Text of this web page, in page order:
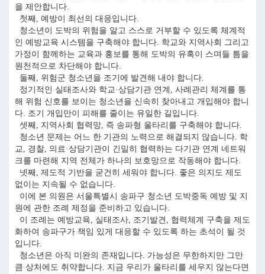
을 제안합니다.
첫째, 예방이 최선의 대응입니다.
청소년이 도박의 위험을 알고 스스로 거부할 수 있도록 체계적
인 예방교육 시스템을 구축해야 합니다. 학교와 지역사회 그리고
가정이 함께하는 교육과 홍보를 통해 도박의 유혹이 스며들 틈을
원천적으로 차단해야 합니다.
둘째, 위험군 청소년을 조기에 발견해 내야 합니다.
정기적인 실태조사와 학교·상담기관 연계, 사례관리 체계를 통
해 위험 신호를 보이는 청소년을 신속히 찾아내고 개입해야 합니
다. 조기 개입만이 피해를 줄이는 유일한 길입니다.
셋째, 지역사회 협력망, 즉 송파형 울타리를 구축해야 합니다.
청소년 문제는 어느 한 기관의 노력으로 해결되지 않습니다. 학
교, 경찰, 의료·상담기관이 긴밀히 협력하는 다기관 연계 네트워
크를 마련해 지역 전체가 하나의 보호망으로 작동해야 합니다.
넷째, 제도적 기반을 굳건히 세워야 합니다. 좋은 의지도 제도
없이는 지속될 수 없습니다.
이에 본 의원은 서울특별시 송파구 청소년 도박중독 예방 및 지
원에 관한 조례 제정을 준비하고 있습니다.
이 조례는 예방교육, 실태조사, 조기발견, 협력체계 구축을 제도
화하여 송파구가 책임 있게 대응할 수 있도록 하는 초석이 될 것
입니다.
청소년은 아직 미완의 존재입니다. 가능성은 무한하지만 그만
큼 상처에도 취약합니다. 지금 우리가 울타리를 세우지 않는다면